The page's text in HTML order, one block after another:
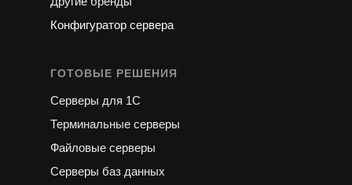
Конфигуратор сервера
ГОТОВЫЕ РЕШЕНИЯ
Серверы для 1С
Терминальные серверы
Файловые серверы
Серверы баз данных